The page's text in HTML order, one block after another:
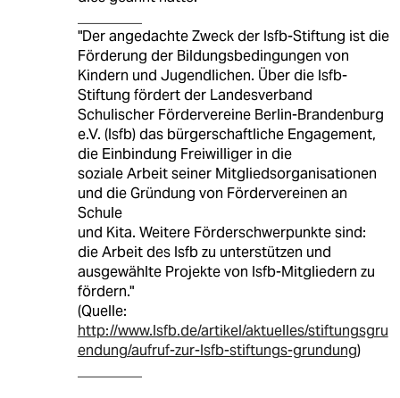
"Der angedachte Zweck der lsfb-Stiftung ist die
Förderung der Bildungsbedingungen von
Kindern und Jugendlichen. Über die lsfb-
Stiftung fördert der Landesverband
Schulischer Fördervereine Berlin-Brandenburg
e.V. (lsfb) das bürgerschaftliche Engagement,
die Einbindung Freiwilliger in die
soziale Arbeit seiner Mitgliedsorganisationen
und die Gründung von Fördervereinen an
Schule
und Kita. Weitere Förderschwerpunkte sind:
die Arbeit des lsfb zu unterstützen und
ausgewählte Projekte von lsfb-Mitgliedern zu
fördern."
(Quelle:
http://www.lsfb.de/artikel/aktuelles/stiftungsgru
endung/aufruf-zur-lsfb-stiftungs-grundung)